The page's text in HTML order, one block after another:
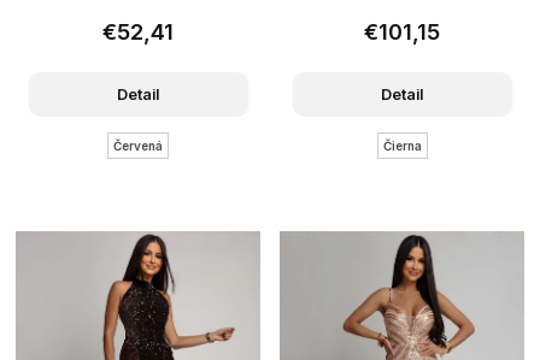
€52,41
Detail
Červená
€101,15
Detail
Čierna